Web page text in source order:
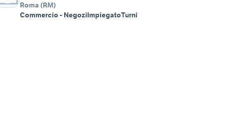
Roma (RM)
Commercio - NegoziImpiegatoTurni